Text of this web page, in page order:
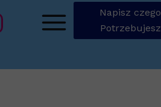
Napisz czego
Potrzebujesz